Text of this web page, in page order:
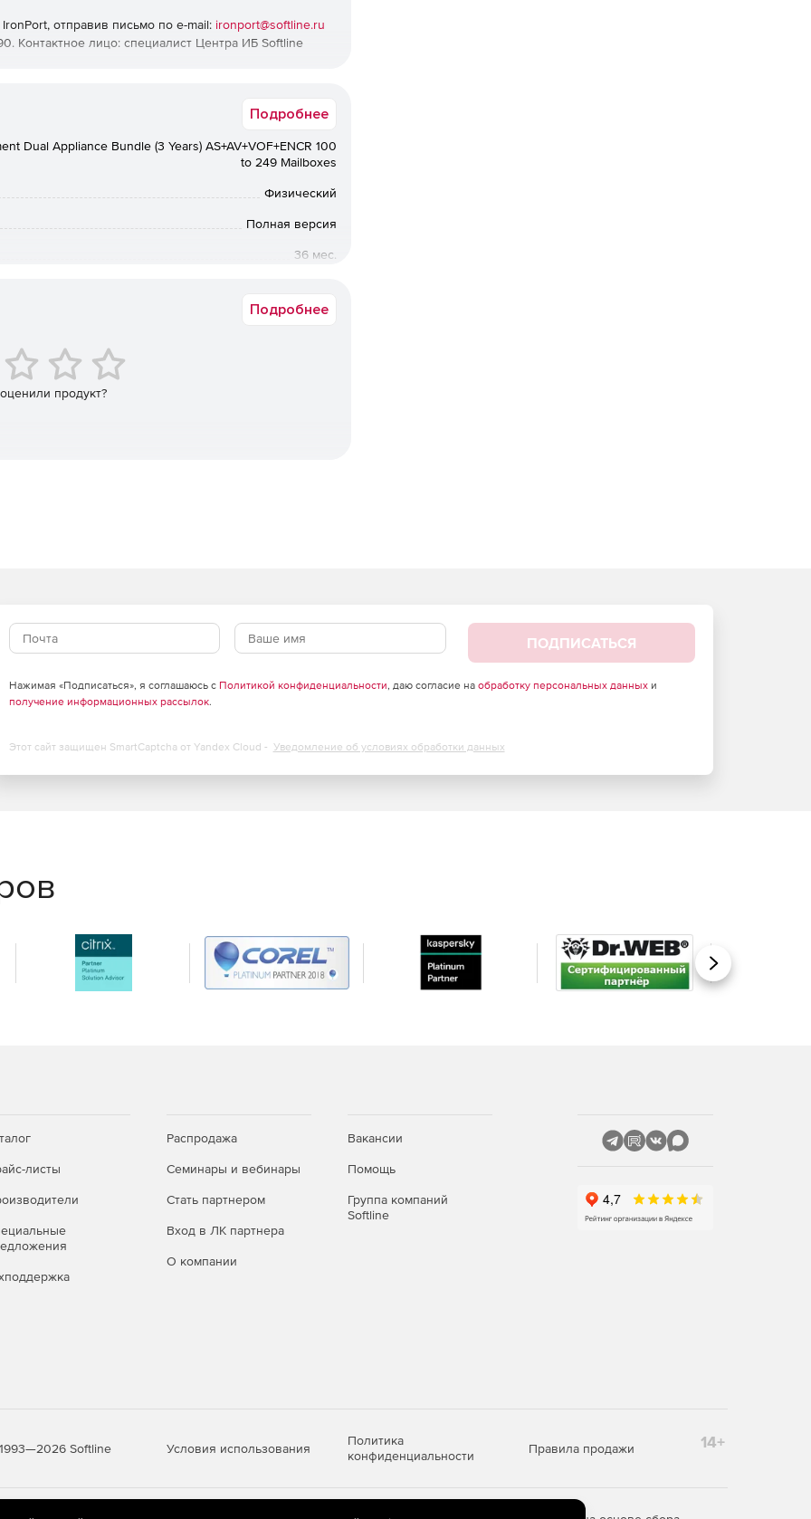
отправив письмо по e-mail: ironport@softline.ru
Контактное лицо: специалист Центра ИБ Softline
информационного содержимого и
соответствующих политик устройство работает
системой защиты от спама, управляет всем
и исходящие сообщения.
отправителя в базе SenderBase.
и поставленными задачами.
с количеством пользователей электронной почты
с количеством пользователей более 10 000
сетей в мире.
Подробнее
Dual Appliance Bundle (3 Years) AS+AV+VOF+ENCR 100
to 249 Mailboxes
Физический
Полная версия
36 мес.
Подробнее
продукт?
ПОДПИСАТЬСЯ
Нажимая «Подписаться», я соглашаюсь с Политикой конфиденциальности, даю согласие на обработку персональных данныхи
получение информационных рассылок.
Этот сайт защищен SmartCaptcha от Yandex Cloud - Уведомление об условиях обработки данных
Вперед
листы
Распродажа
Семинары и вебинары
Стать партнером
Вход в ЛК партнера
О компании
Вакансии
Помощь
Группа компаний
Softline
Softline Условия использования
Политика
конфиденциальности
Правила продажи 14+